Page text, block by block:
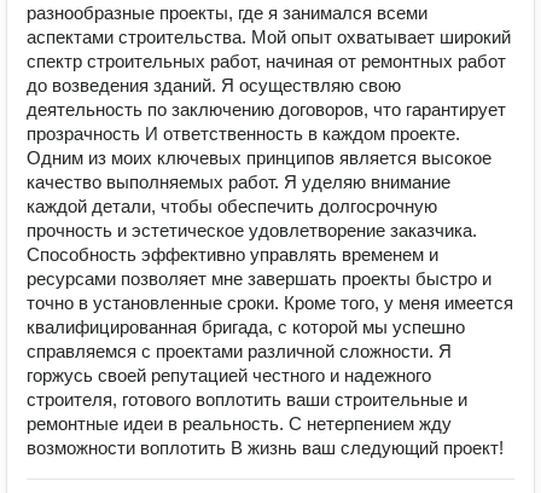
разнообразные проекты, где я занимался всеми
аспектами строительства. Мой опыт охватывает широкий
спектр строительных работ, начиная от ремонтных работ
до возведения зданий. Я осуществляю свою
деятельность по заключению договоров, что гарантирует
прозрачность И ответственность в каждом проекте.
Одним из моих ключевых принципов является высокое
качество выполняемых работ. Я уделяю внимание
каждой детали, чтобы обеспечить долгосрочную
прочность и эстетическое удовлетворение заказчика.
Способность эффективно управлять временем и
ресурсами позволяет мне завершать проекты быстро и
точно в установленные сроки. Кроме того, у меня имеется
квалифицированная бригада, с которой мы успешно
справляемся с проектами различной сложности. Я
горжусь своей репутацией честного и надежного
строителя, готового воплотить ваши строительные и
ремонтные идеи в реальность. С нетерпением жду
возможности воплотить B жизнь ваш следующий проект!